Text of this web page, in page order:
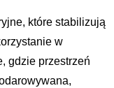
które stabilizują
w
gdzie przestrzeń